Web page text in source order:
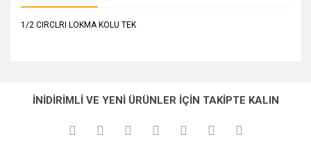
1/2 CIRCLRI LOKMA KOLU TEK
Yorum Yaz
kullanarak tarafımıza iletebilirsiniz.
Görüş ve önerileriniz için teşekkür ederiz.
İNİDİRİMLİ VE YENİ ÜRÜNLER İÇİN TAKİPTE KALIN